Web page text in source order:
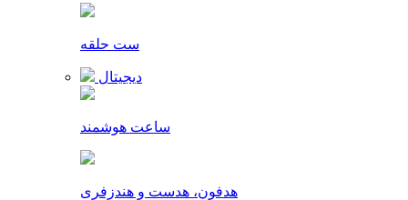
ست حلقه
دیجیتال
ساعت هوشمند
هدفون، هدست و هندزفری